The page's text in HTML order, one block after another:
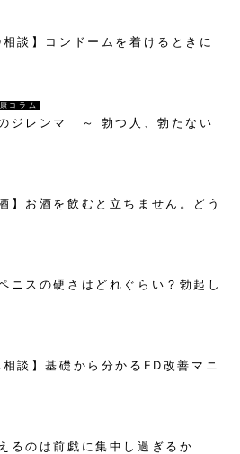
相談】コンドームを着けるときに
コラム
ジレンマ ～ 勃つ人、勃たない
】お酒を飲むと立ちません。どう
ニスの硬さはどれぐらい？勃起し
相談】基礎から分かるED改善マニ
るのは前戯に集中し過ぎるか